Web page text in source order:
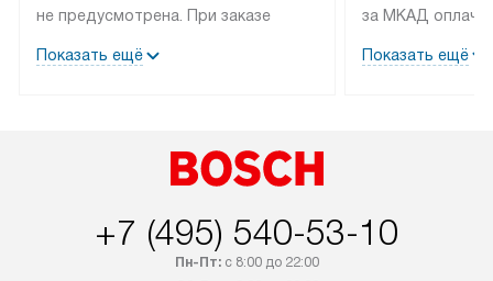
не предусмотрена. При заказе
рекомендуем обсудить
со статусом «В наличии» могут
быть отправлены покупателю
интересен товар «Под заказ»,
обсудите возможность его
Показать ещё
за МКАД
партнера
по монтажу
Показать ещё
+7 (495) 540-53-10
Пн-Пт:с 8:00 до 22:00